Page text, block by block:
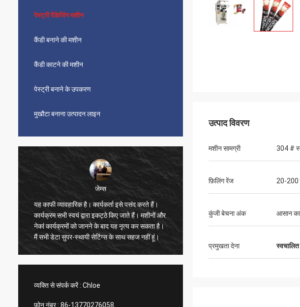
पेस्ट्री पैकेजिंग मशीन
कैंडी बनाने की मशीन
कैंडी काटने की मशीन
पेस्ट्री बनाने के उपकरण
मुखौटा बनाना उत्पादन लाइन
जेम्स
यह काफी व्यावहारिक है। कार्यकर्ता इसे पसंद करते हैं।
कार्यक्रम सभी स्वयं द्वारा इकट्ठे किए जाते हैं। मशीनों और
नेकां कार्यक्रमों को जानने के बाद यह नृत्य कर सकता है।
मैं सभी डेटा सुपर-स्थायी सेटिंग्स के साथ सहज नहीं हूं।
भी बहुत तेज है, बहुत सारी मशीनों का चयन
बहुत संतुष्ट हैं, पैकेजिंग बहुत कठिन है,
तेज है, भौतिक और विक्रेता का विवरण
विक्रेता की विचारशील सेवा के लिए बहुत
व्यक्ति से संपर्क करें : Chloe
फ़ोन नंबर : 86-13770276058
उत्पाद विवरण
मशीन सामग्री 304 #
फ़िलिंग रेंज 20-200
कुंजी बेचना अंक आसान
प्रमुखता देना